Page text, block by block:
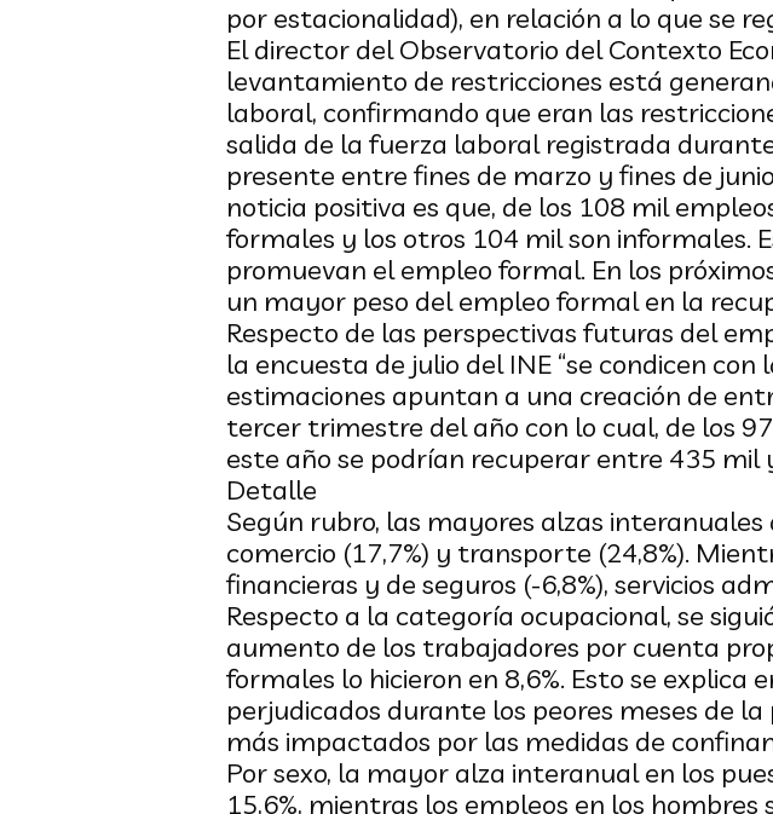
por estacionalidad), en relación a lo que se
El director del Observatorio del Contexto
levantamiento de restricciones está
laboral, confirmando que eran las
salida de la fuerza laboral registrada
presente entre fines de marzo y fines de
noticia positiva es que, de los 108 mil
formales y los otros 104 mil son informales.
promuevan el empleo formal. En los
un mayor peso del empleo formal en la
Respecto de las perspectivas futuras del
la encuesta de julio del INE “se condicen
estimaciones apuntan a una creación de
tercer trimestre del año con lo cual, de los
este año se podrían recuperar entre 435 mil
Detalle
Según rubro, las mayores alzas
comercio (17,7%) y transporte (24,8%).
financieras y de seguros (-6,8%), servicios
Respecto a la categoría ocupacional, se
aumento de los trabajadores por cuenta
formales lo hicieron en 8,6%. Esto se
perjudicados durante los peores meses de
más impactados por las medidas de
Por sexo, la mayor alza interanual en los
15,6%, mientras los empleos en los